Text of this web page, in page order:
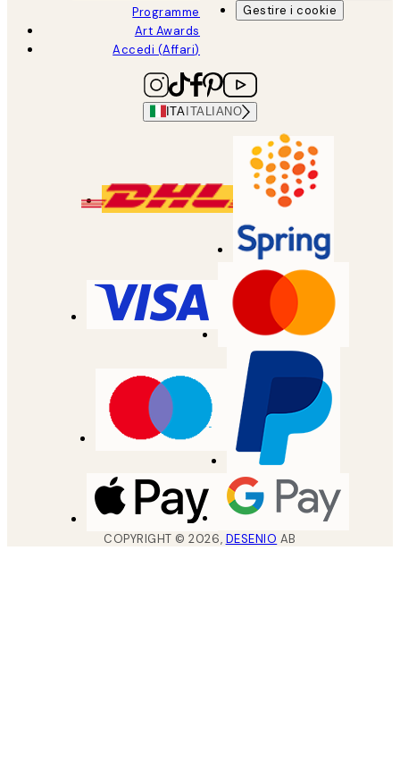
Programme
Art Awards
Accedi (Affari)
Gestire i cookie
ITA ITALIANO
COPYRIGHT ©2026, DESENIO AB